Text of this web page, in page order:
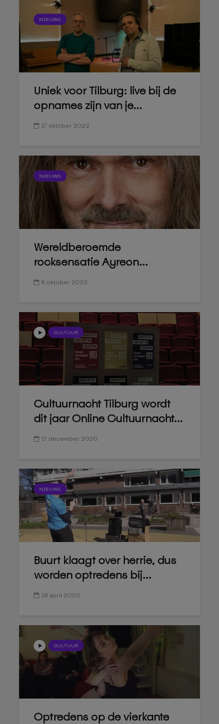
NIEUWS
Uniek voor Tilburg: live bij de
opnames zijn van je...
17 oktober 2022
NIEUWS
Wereldberoemde
rocksensatie Ayreon...
6 oktober 2022
CULTUUR
Cultuurnacht Tilburg wordt
dit jaar Online Cultuurnacht...
17 december 2020
NIEUWS
Buurt klaagt over herrie, dus
worden optredens bij...
18 april 2020
CULTUUR
Optredens op de vierkante